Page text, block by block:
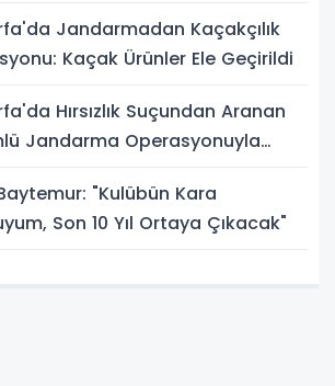
Jandarmadan Kaçakçılık
Kaçak Ürünler Ele Geçirildi
Hırsızlık Suçundan Aranan
Jandarma Operasyonuyla
"Kulübün Kara
Son 10 Yıl Ortaya Çıkacak"